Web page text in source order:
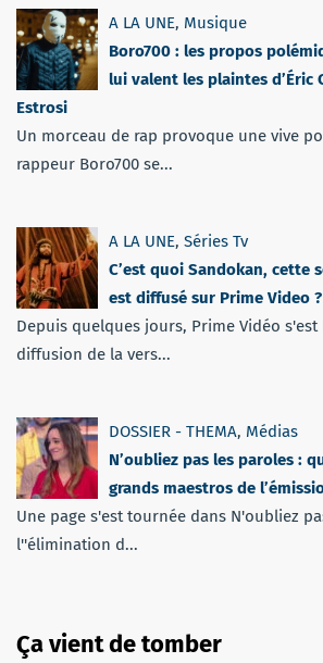
A LA UNE, Musique
Boro700 : les propos
lui valent les plaintes d’Éric
Estrosi
Un morceau de rap provoque une vive
rappeur Boro700 se...
A LA UNE, Séries Tv
C’est quoi Sandokan, cette
est diffusé sur Prime Video ?
Depuis quelques jours, Prime Vidéo s'est
diffusion de la vers...
DOSSIER - THEMA, Médias
N’oubliez pas les paroles :
grands maestros de
Une page s'est tournée dans N'oubliez
l''élimination d...
Ça vient de tomber